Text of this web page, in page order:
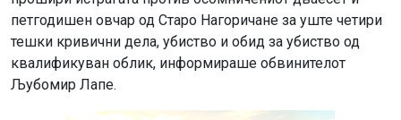
петгодишен овчар од Старо Нагоричане за уште четири
тешки кривични дела, убиство и обид за убиство од
квалификуван облик, информираше обвинителот
Љубомир Лапе.